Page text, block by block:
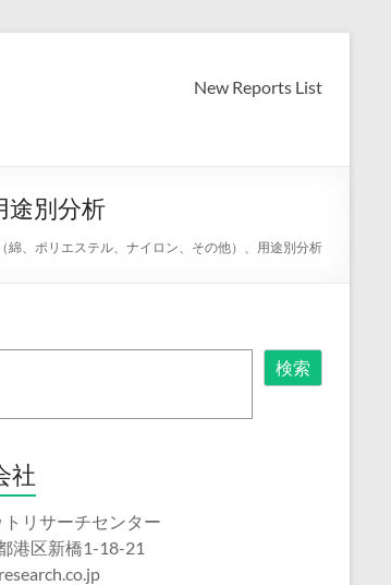
New Reports List
途別分析
、ポリエステル、ナイロン、その他）、用途別分析
検索
社
リサーチセンター
港区新橋1-18-21